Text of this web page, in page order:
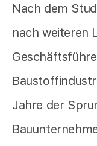
Nach dem
nach weiteren
Jahre der